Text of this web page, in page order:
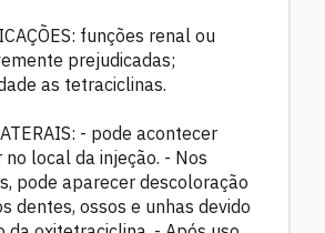
funções renal ou
prejudicadas;
as tetraciclinas.
- pode acontecer
local da injeção. - Nos
pode aparecer descoloração
dentes, ossos e unhas devido